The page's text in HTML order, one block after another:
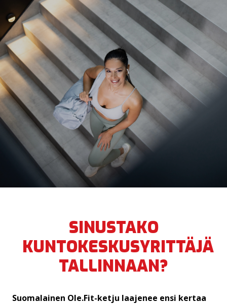
SINUSTAKO
KUNTOKESKUSYRITTÄJÄ
TALLINNAAN?
Suomalainen Ole.Fit-ketju laajenee ensi kertaa
JANI LAMMIA
NINA KALINA
RIKU RAJALA
KATJA KAILA
NIINA NEVALAINEN
CHRISTEL VIITANEN